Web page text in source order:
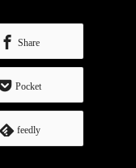
Share
Pocket
feedly